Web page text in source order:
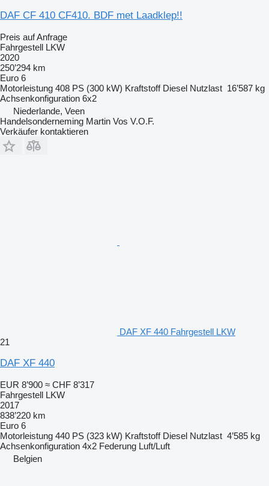
DAF CF 410 CF410. BDF met Laadklep!!
Preis auf Anfrage
Fahrgestell LKW
2020
250’294 km
Euro 6
Motorleistung 408 PS (300 kW) Kraftstoff Diesel Nutzlast 16’587 kg
Achsenkonfiguration 6x2
Niederlande, Veen
Handelsonderneming Martin Vos V.O.F.
Verkäufer kontaktieren
DAF XF 440 Fahrgestell LKW
21
DAF XF 440
EUR 8’900 ≈ CHF 8’317
Fahrgestell LKW
2017
838’220 km
Euro 6
Motorleistung 440 PS (323 kW) Kraftstoff Diesel Nutzlast 4’585 kg
Achsenkonfiguration 4x2 Federung Luft/Luft
Belgien